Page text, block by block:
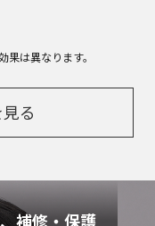
は異なります。
る
補修・保護